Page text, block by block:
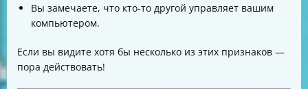
Вы замечаете, что кто-то другой управляет вашим
компьютером.
Если вы видите хотя бы несколько из этих признаков —
пора действовать!